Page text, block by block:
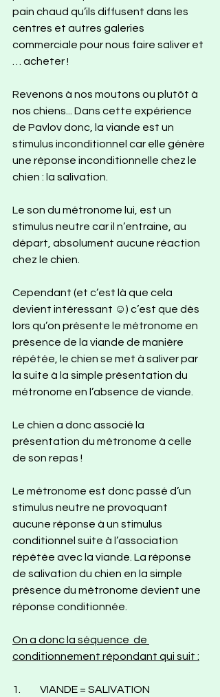
pain chaud qu’ils diffusent dans les
centres et autres galeries
commerciale pour nous faire saliver et
… acheter !
Revenons à nos moutons ou plutôt à
nos chiens... Dans cette expérience
de Pavlov donc, la viande est un
stimulus inconditionnel car elle génère
une réponse inconditionnelle chez le
chien : la salivation.
Le son du métronome lui, est un
stimulus neutre car il n’entraine, au
départ, absolument aucune réaction
chez le chien.
Cependant (et c’est là que cela
devient intéressant ☺) c’est que dès
lors qu’on présente le métronome en
présence de la viande de manière
répétée, le chien se met à saliver par
la suite à la simple présentation du
métronome en l’absence de viande.
Le chien a donc associé la
présentation du métronome à celle
de son repas !
Le métronome est donc passé d’un
stimulus neutre ne provoquant
aucune réponse à un stimulus
conditionnel suite à l’association
répétée avec la viande. La réponse
de salivation du chien en la simple
présence du métronome devient une
réponse conditionnée.
On a donc la séquence  de
conditionnement répondant qui suit :
1.	VIANDE = SALIVATION